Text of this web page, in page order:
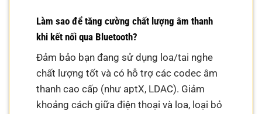
Làm sao để tăng cường chất lượng âm thanh
khi kết nối qua Bluetooth?
Đảm bảo bạn đang sử dụng loa/tai nghe
chất lượng tốt và có hỗ trợ các codec âm
thanh cao cấp (như aptX, LDAC). Giảm
khoảng cách giữa điện thoại và loa, loại bỏ